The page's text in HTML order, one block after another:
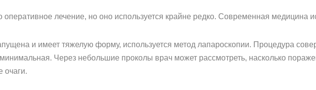
лечение, но оно используется крайне редко. Современная медицина
и имеет тяжелую форму, используется метод лапароскопии. Процедура
Через небольшие проколы врач может рассмотреть, насколько
очаги.